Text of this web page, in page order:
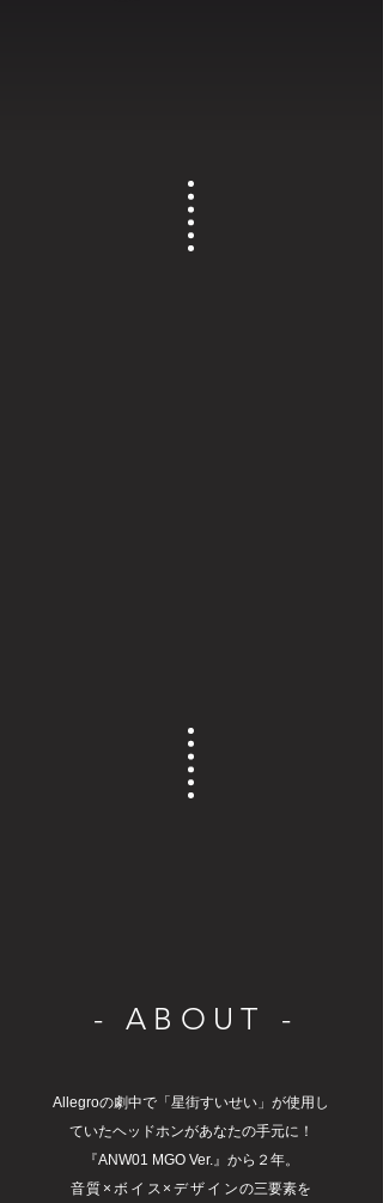
- ABOUT -
Allegroの劇中で「 星街すいせい」が使用し
ていたヘッドホンがあなたの手元に！
『ANW01 MGO Ver.』から２年。
音質×ボイス×デザインの三要素を